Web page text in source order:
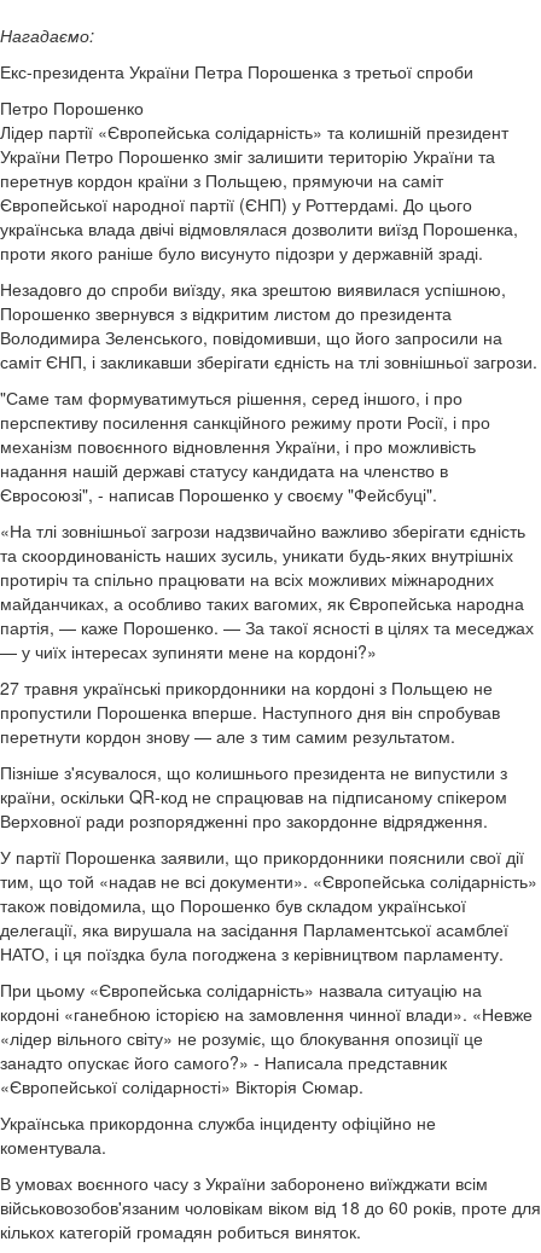
Нагадаємо:
Екс-президента України Петра Порошенка з третьої спроби
Петро Порошенко
Лідер партії «Європейська солідарність» та колишній президент
України Петро Порошенко зміг залишити територію України та
перетнув кордон країни з Польщею, прямуючи на саміт
Європейської народної партії (ЄНП) у Роттердамі. До цього
українська влада двічі відмовлялася дозволити виїзд Порошенка,
проти якого раніше було висунуто підозри у державній зраді.
Незадовго до спроби виїзду, яка зрештою виявилася успішною,
Порошенко звернувся з відкритим листом до президента
Володимира Зеленського, повідомивши, що його запросили на
саміт ЄНП, і закликавши зберігати єдність на тлі зовнішньої загрози.
"Саме там формуватимуться рішення, серед іншого, і про
перспективу посилення санкційного режиму проти Росії, і про
механізм повоєнного відновлення України, і про можливість
надання нашій державі статусу кандидата на членство в
Євросоюзі", - написав Порошенко у своєму "Фейсбуці".
«На тлі зовнішньої загрози надзвичайно важливо зберігати єдність
та скоординованість наших зусиль, уникати будь-яких внутрішніх
протиріч та спільно працювати на всіх можливих міжнародних
майданчиках, а особливо таких вагомих, як Європейська народна
партія, — каже Порошенко. — За такої ясності в цілях та меседжах
— у чиїх інтересах зупиняти мене на кордоні?»
27 травня українські прикордонники на кордоні з Польщею не
пропустили Порошенка вперше. Наступного дня він спробував
перетнути кордон знову — але з тим самим результатом.
Пізніше з'ясувалося, що колишнього президента не випустили з
країни, оскільки QR-код не спрацював на підписаному спікером
Верховної ради розпорядженні про закордонне відрядження.
У партії Порошенка заявили, що прикордонники пояснили свої дії
тим, що той «надав не всі документи». «Європейська солідарність»
також повідомила, що Порошенко був складом української
делегації, яка вирушала на засідання Парламентської асамблеї
НАТО, і ця поїздка була погоджена з керівництвом парламенту.
При цьому «Європейська солідарність» назвала ситуацію на
кордоні «ганебною історією на замовлення чинної влади». «Невже
«лідер вільного світу» не розуміє, що блокування опозиції це
занадто опускає його самого?» - Написала представник
«Європейської солідарності» Вікторія Сюмар.
Українська прикордонна служба інциденту офіційно не
коментувала.
В умовах воєнного часу з України заборонено виїжджати всім
військовозобов'язаним чоловікам віком від 18 до 60 років, проте для
кількох категорій громадян робиться виняток.